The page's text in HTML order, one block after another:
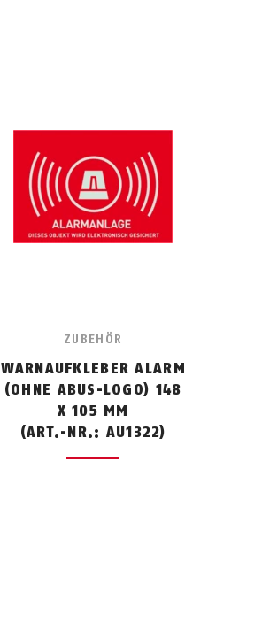
ZUBEHÖR
WARNAUFKLEBER ALARM
(OHNE ABUS-LOGO) 148
X 105 MM
(ART.-NR.: AU1322)